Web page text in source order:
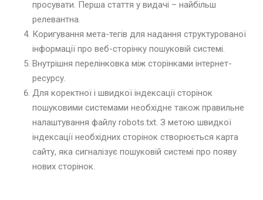
просувати. Перша стаття у видачі – найбільш
релевантна.
Коригування мета-тегів для надання структурованої
інформації про веб-сторінку пошуковій системі.
Внутрішня перелінковка між сторінками інтернет-
ресурсу.
Для коректної і швидкої індексації сторінок
пошуковими системами необхідне також правильне
налаштування файлу robots.txt. З метою швидкої
індексації необхідних сторінок створюється карта
сайту, яка сигналізує пошуковій системі про появу
нових сторінок.